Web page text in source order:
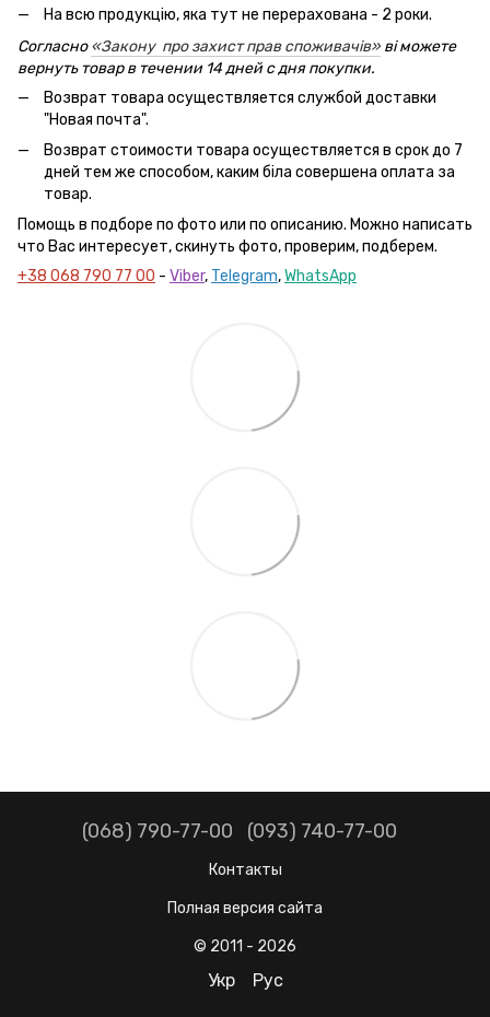
На всю продукцію, яка тут не перерахована - 2 роки.
Согласно«Закону про захист прав споживачів» ві можете
вернуть товар в течении 14 дней с дня покупки.
Возврат товара осуществляется службой доставки
"Новая почта".
Возврат стоимости товара осуществляется в срок до 7
дней тем же способом, каким біла совершена оплата за
товар.
Помощь в подборе по фото или по описанию. Можно написать
что Вас интересует, скинуть фото, проверим, подберем.
+38 068 790 77 00 - Viber, Telegram,WhatsApp
(068) 790-77-00 (093) 740-77-00
Контакты
Полная версия сайта
© 2011 - 2026
Укр Рус